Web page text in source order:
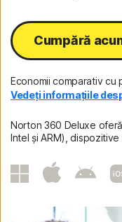
Cumpără
Economii comparativ cu
Vedeți informațiile
Norton 360 Deluxe
Intel și ARM),